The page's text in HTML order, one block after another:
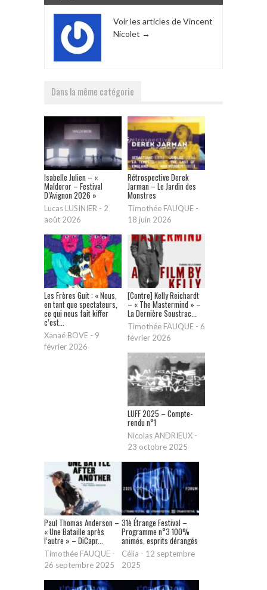
Voir les articles de Vincent
Nicolet →
Dans la même catégorie
Isabelle Julien – «
Maldoror – Festival
D’Avignon 2026 »
Lucas LUSINIER - 2
août 2026
Rétrospective Derek
Jarman – Le Jardin des
Monstres
Timothée FAUQUE -
18 juin 2026
Les Frères Guit : « Nous,
en tant que spectateurs,
ce qui nous fait kiffer
c’est...
Xanaé BOVE - 9
février 2026
[Contre] Kelly Reichardt
– « The Mastermind » –
La Dernière Soustrac...
Timothée FAUQUE - 6
février 2026
LUFF 2025 – Compte-
rendu n°1
Nicolas ANDRIEUX -
23 octobre 2025
Paul Thomas Anderson –
« Une Bataille après
l’autre » – DiCapr...
Timothée FAUQUE -
26 septembre 2025
31è Étrange Festival –
Programme n°3 100%
animés, esprits dérangés
Célia - 12 septembre
2025